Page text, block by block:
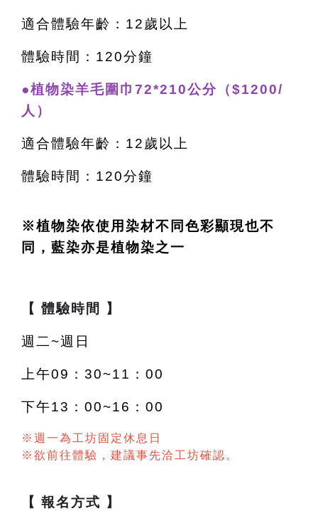
適合體驗年齡：12歲以上
體驗時間：120分鐘
●植物染羊毛圍巾72*210公分（$1200/
人）
適合體驗年齡：12歲以上
體驗時間：120分鐘
※植物染依使用染材不同色彩顯現也不
同，藍染亦是植物染之一
【 體驗時間 】
週二~週日
上午09：30~11：00
下午13：00~16：00
※週一為工坊固定休息日
※欲前往體驗，建議事先洽工坊確認。
【 報名方式 】